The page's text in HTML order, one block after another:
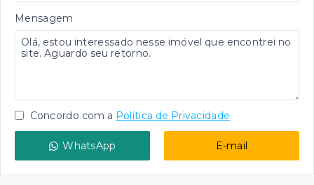
Mensagem
Concordo com a Política de Privacidade
WhatsApp E-mail